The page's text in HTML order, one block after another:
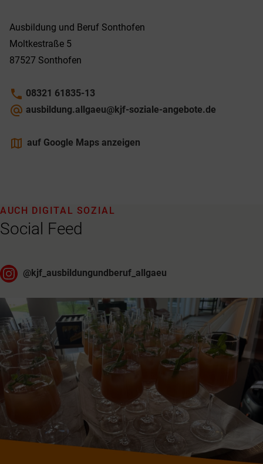
Ausbildung und Beruf Sonthofen
Moltkestraße 5
87527 Sonthofen
phone 08321 61835-13
alternate_email ausbildung.allgaeu@kjf-soziale-angebote.de
mapsauf Google Maps anzeigen
Social Feed
AUCH DIGITAL SOZIAL
@kjf_ausbildungundberuf_allgaeu